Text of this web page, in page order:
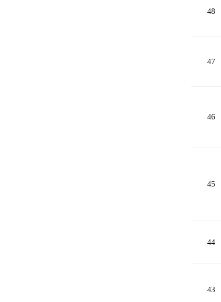
48
47
46
45
44
43